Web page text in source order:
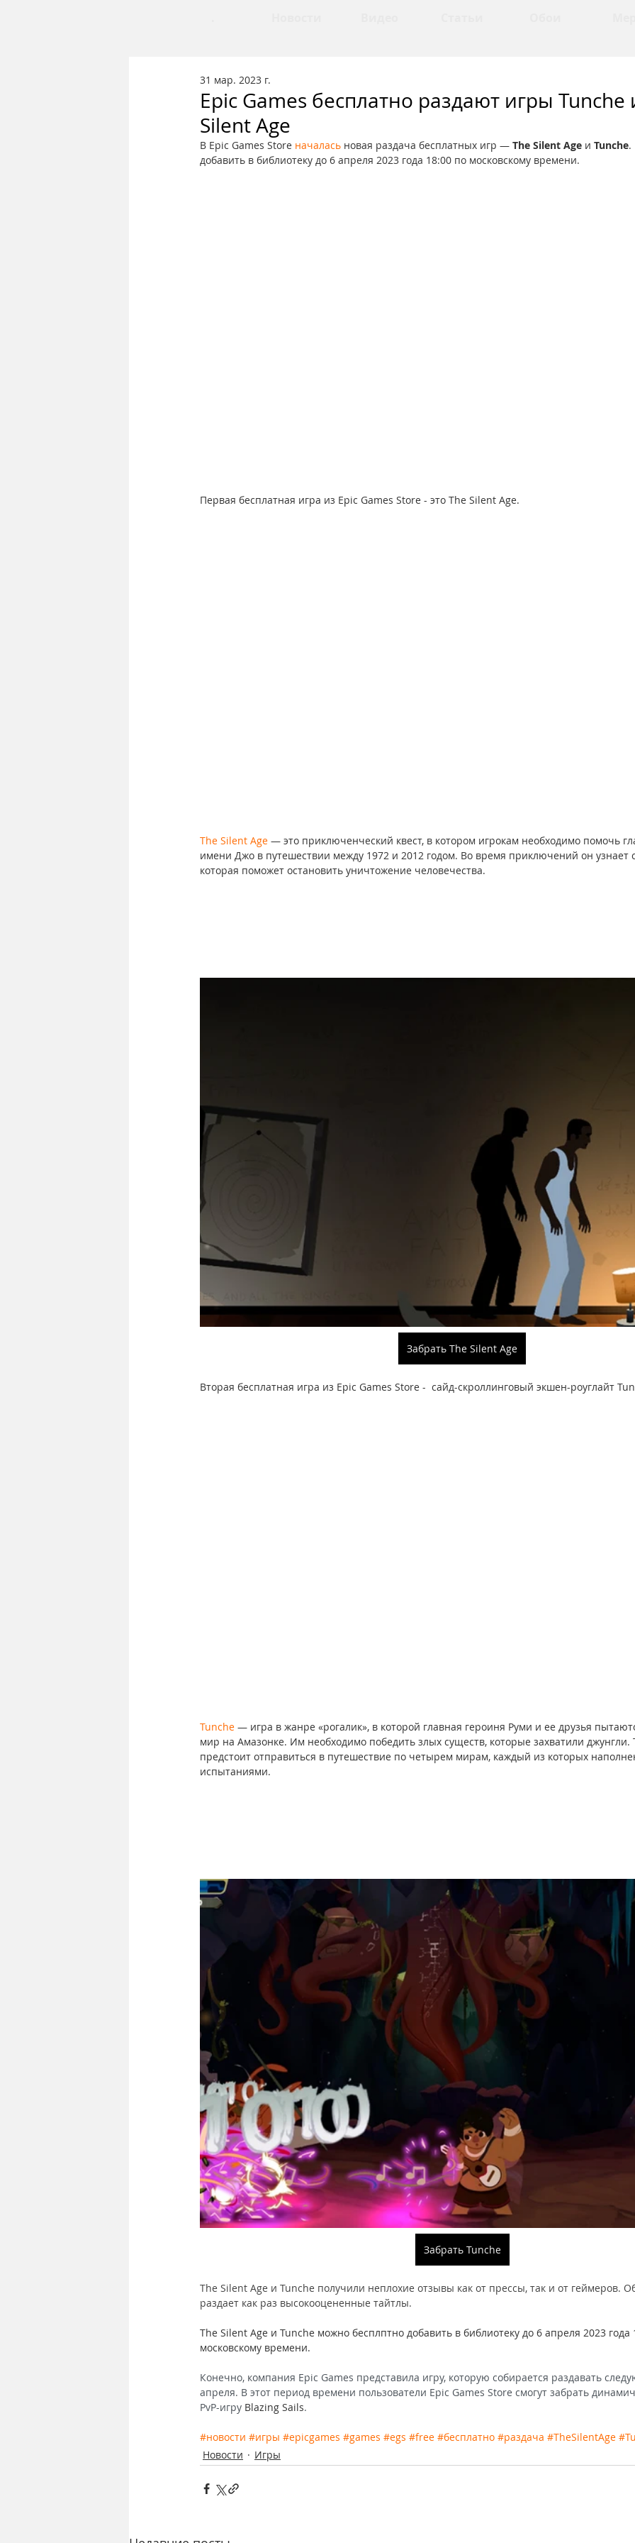
Epic Games бесплатно раздают игры Tunche
Silent Age
31 мар. 2023 г.
В Epic Games Store началась новая раздача бесплатных игр — The Silent Age и Tunche.
добавить в библиотеку до 6 апреля 2023 года 18:00 по московскому времени.
Первая бесплатная игра из Epic Games Store - это The Silent Age.
The Silent Age — это приключенческий квест, в котором игрокам необходимо помочь
имени Джо в путешествии между 1972 и 2012 годом. Во время приключений он узнает
которая поможет остановить уничтожение человечества.
Забрать The Silent Age
Вторая бесплатная игра из Epic Games Store -  сайд-скроллинговый экшен-роуглайт
Tunche — игра в жанре «рогалик», в которой главная героиня Руми и ее друзья
мир на Амазонке. Им необходимо победить злых существ, которые захватили
предстоит отправиться в путешествие по четырем мирам, каждый из которых
испытаниями.
Забрать Tunche
The Silent Age и Tunche получили неплохие отзывы как от прессы, так и от геймеров.
раздает как раз высокооцененные тайтлы.
The Silent Age и Tunche можно бесплптно добавить в библиотеку до 6 апреля 2023
московскому времени.
Конечно, компания Epic Games представила игру, которую собирается раздавать
апреля. В этот период времени пользователи Epic Games Store смогут забрать
PvP-игру Blazing Sails.
#новости #игры #epicgames #games #egs #free #бесплатно #раздача #TheSilentAge
Новости
Игры